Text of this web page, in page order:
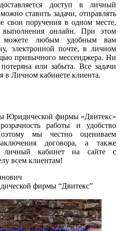
доступ в личный
ставить задачи, отправлять
свои поручения в одном месте,
выполнения онлайн. При этом
можете любым удобным вам
электронной почте, в личном
привычного мессенджера. Ни
или забыта. Все задачи
в Личном кабинете клиента.
Юридической фирмы «Двитекс»
работы и удобство
мы честно оцениваем
договора, а также
личный кабинет на сайте с
всем клиентам!
фирмы “Двитекс”